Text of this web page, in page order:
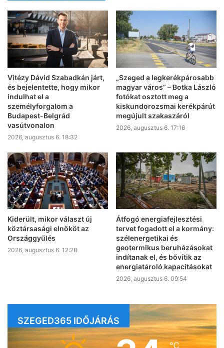
Vitézy Dávid Szabadkán járt,
és bejelentette, hogy mikor
indulhat el a
személyforgalom a
Budapest-Belgrád
vasútvonalon
2026, augusztus 6. 18:32
„Szeged a legkerékpárosabb
magyar város” – Botka László
fotókat osztott meg a
kiskundorozsmai kerékpárút
megújult szakaszáról
2026, augusztus 6. 17:16
Kiderült, mikor választ új
köztársasági elnököt az
Országgyűlés
2026, augusztus 6. 12:28
Átfogó energiafejlesztési
tervet fogadott el a kormány:
szélenergetikai és
geotermikus beruházásokat
indítanak el, és bővítik az
energiatároló kapacitásokat
2026, augusztus 6. 09:54
SZEGED365 IDŐJÁRÁS
℃